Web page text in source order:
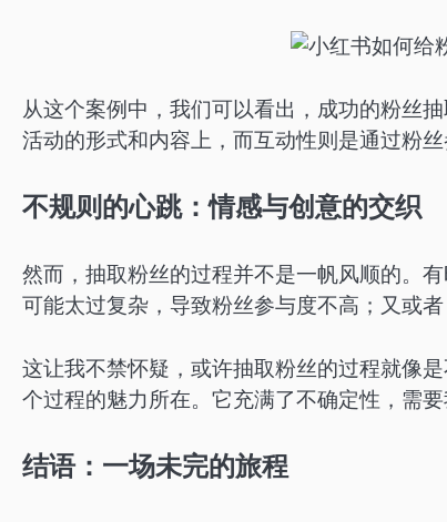
从这个案例中，我们可以看出，成功的粉丝
活动的形式和内容上，而互动性则是通过粉丝
不规则的心跳：情感与创意的交织
然而，抽取粉丝的过程并不是一帆风顺的。
可能太过复杂，导致粉丝参与度不高；又或
这让我不禁怀疑，或许抽取粉丝的过程就像
个过程的魅力所在。它充满了不确定性，需
结语：一场未完的旅程